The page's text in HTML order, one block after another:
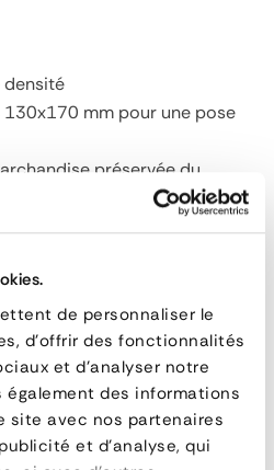
de personnaliser le
d'offrir des fonctionnalités
et d'analyser notre
des informations
site avec nos partenaires
et d'analyse, qui
densité
mm pour une pose
préservée du
de la sangle
également
compatible avec
notre outil Multistick afin de la
restant au sol.